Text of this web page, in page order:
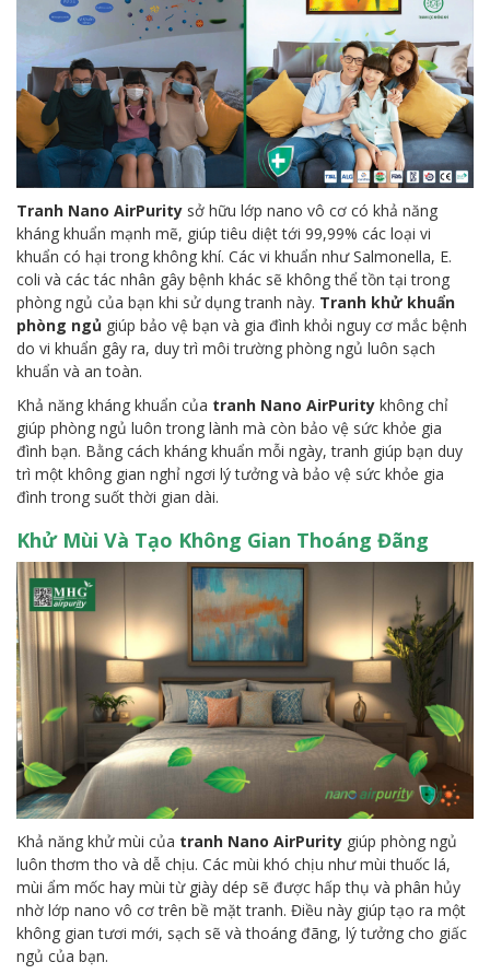
Tranh Nano AirPurity sở hữu lớp nano vô cơ có khả năng
kháng khuẩn mạnh mẽ, giúp tiêu diệt tới 99,99% các loại vi
khuẩn có hại trong không khí. Các vi khuẩn như Salmonella, E.
coli và các tác nhân gây bệnh khác sẽ không thể tồn tại trong
phòng ngủ của bạn khi sử dụng tranh này. Tranh khử khuẩn
phòng ngủ giúp bảo vệ bạn và gia đình khỏi nguy cơ mắc bệnh
do vi khuẩn gây ra, duy trì môi trường phòng ngủ luôn sạch
khuẩn và an toàn.
Khả năng kháng khuẩn của tranh Nano AirPurity không chỉ
giúp phòng ngủ luôn trong lành mà còn bảo vệ sức khỏe gia
đình bạn. Bằng cách kháng khuẩn mỗi ngày, tranh giúp bạn duy
trì một không gian nghỉ ngơi lý tưởng và bảo vệ sức khỏe gia
đình trong suốt thời gian dài.
Khử Mùi Và Tạo Không Gian Thoáng Đãng
Khả năng khử mùi của tranh Nano AirPurity giúp phòng ngủ
luôn thơm tho và dễ chịu. Các mùi khó chịu như mùi thuốc lá,
mùi ẩm mốc hay mùi từ giày dép sẽ được hấp thụ và phân hủy
nhờ lớp nano vô cơ trên bề mặt tranh. Điều này giúp tạo ra một
không gian tươi mới, sạch sẽ và thoáng đãng, lý tưởng cho giấc
ngủ của bạn.